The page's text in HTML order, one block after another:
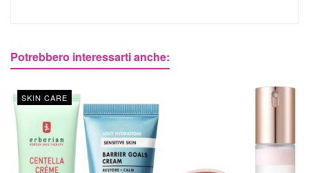
Potrebbero interessarti anche:
SKIN CARE